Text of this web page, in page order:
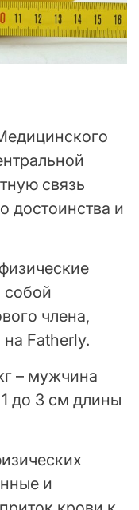
связь
достоинства и
собой
члена,
Fatherly.
– мужчина
до 3 см длины
и